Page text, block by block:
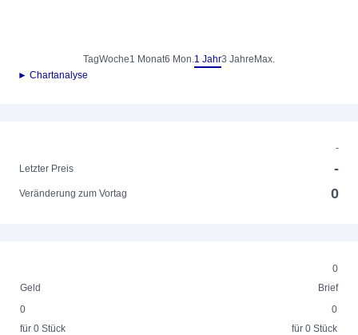
TagWoche1 Monat6 Mon.1 Jahr3 Jahre Max.
► Chartanalyse
-
Letzter Preis
-
Veränderung zum Vortag 0
0
Geld
Brief
0
für 0 Stück
0
für 0 Stück